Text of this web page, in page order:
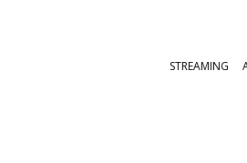
STREAMING